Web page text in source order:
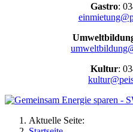
Gastro:
Kultur:
Aktuelle Seite: